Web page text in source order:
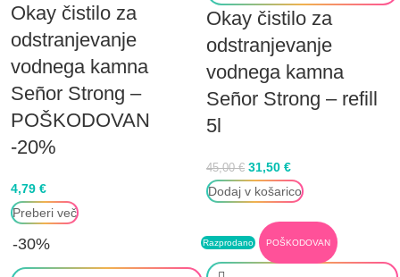
Okay čistilo za
odstranjevanje
vodnega kamna
Señor Strong –
POŠKODOVAN
-20%
4,79 €
Preberi več
Okay čistilo za
odstranjevanje
vodnega kamna
Señor Strong – refill
5l
45,00€ 31,50 €
Dodaj v košarico
-30% Razprodano POŠKODOVAN